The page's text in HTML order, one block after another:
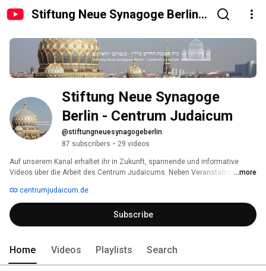
Stiftung Neue Synagoge Berlin -
Stiftung Neue Synagoge
Berlin - Centrum Judaicum
@stiftungneuesynagogeberlin
87 subscribers • 29 videos
Auf unserem Kanal erhaltet ihr in Zukunft, spannende und informative
Videos über die Arbeit des Centrum Judaicums. Neben Veranstaltungen
dem Archiv und lassen euch an der Geschichte der Stiftung Neue
Synagoge Berlin teilhaben.
...more
centrumjudaicum.de
Subscribe
Home Videos Playlists Search